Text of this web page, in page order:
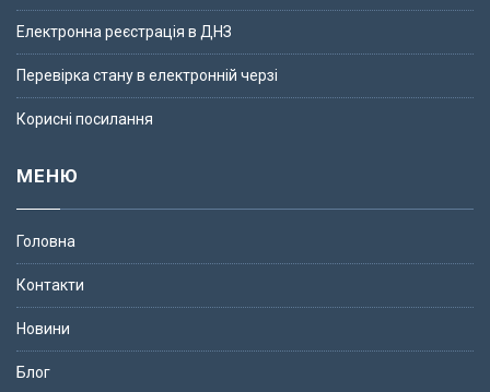
Електронна реєстрація в ДНЗ
Перевірка стану в електронній черзі
Корисні посилання
МЕНЮ
Головна
Контакти
Новини
Блог